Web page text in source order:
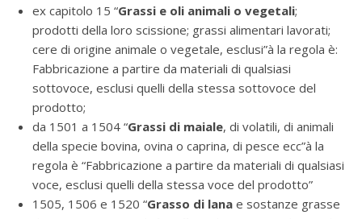
ex capitolo 15 “Grassi e oli animali o vegetali;
prodotti della loro scissione; grassi alimentari lavorati;
cere di origine animale o vegetale, esclusi”à la regola è:
Fabbricazione a partire da materiali di qualsiasi
sottovoce, esclusi quelli della stessa sottovoce del
prodotto;
da 1501 a 1504 “Grassi di maiale, di volatili, di animali
della specie bovina, ovina o caprina, di pesce ecc”à la
regola è “Fabbricazione a partire da materiali di qualsiasi
voce, esclusi quelli della stessa voce del prodotto”
1505, 1506 e 1520 “Grasso di lana e sostanze grasse